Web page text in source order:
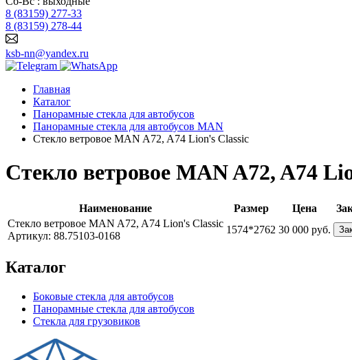
8 (83159) 277-33
8 (83159) 278-44
ksb-nn@yandex.ru
Главная
Каталог
Панорамные стекла для автобусов
Панорамные стекла для автобусов MAN
Стекло ветровое MAN A72, A74 Lion's Classic
Стекло ветровое MAN A72, A74
Наименование Размер Цена
Стекло ветровое MAN A72, A74 Lion's Classic
Артикул: 88.75103-0168
1574*2762 30 000 руб.
Каталог
Боковые стекла для автобусов
Панорамные стекла для автобусов
Стекла для грузовиков